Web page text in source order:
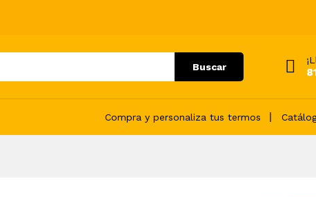
Buscar
Compra y personaliza tus termos